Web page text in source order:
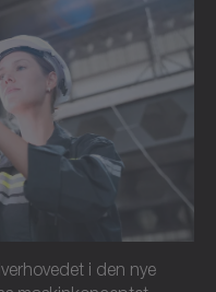
i den nye